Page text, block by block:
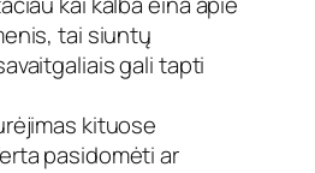
tai siuntų
gali tapti
kituose
pasidomėti ar